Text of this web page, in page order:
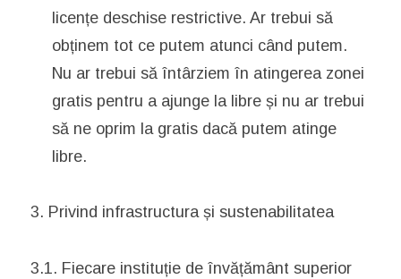
licențe deschise restrictive. Ar trebui să
obținem tot ce putem atunci când putem.
Nu ar trebui să întârziem în atingerea zonei
gratis pentru a ajunge la libre și nu ar trebui
să ne oprim la gratis dacă putem atinge
libre.
3. Privind infrastructura și sustenabilitatea
3.1. Fiecare instituție de învățământ superior